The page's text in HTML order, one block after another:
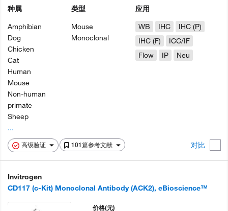
高级验证 101篇参考文献 对比
种属
Amphibian
Dog
Chicken
Cat
Human
Mouse
Non-human
primate
Sheep
...
类型
Mouse
Monoclonal
应用
WB
IHC
IHC (P)
IHC (F)
ICC/IF
Flow
IP Neu
Invitrogen
CD117 (c-Kit) Monoclonal Antibody (ACK2), eBioscience™
价格(元)